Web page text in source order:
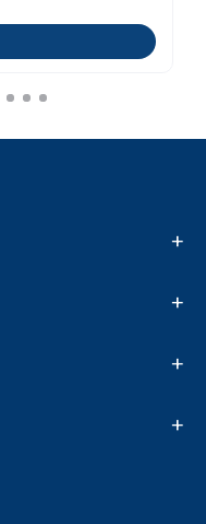
+
+
+
+